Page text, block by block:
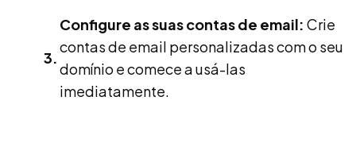
Configure as suas contas de email: Crie
contas de email personalizadas com o seu
domínio e comece a usá-las
imediatamente.